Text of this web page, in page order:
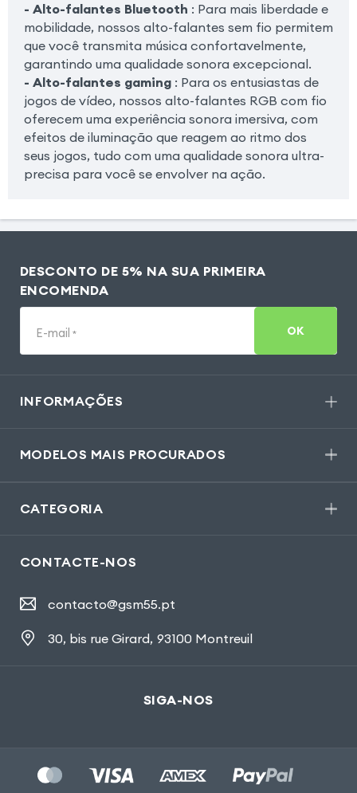
- Alto-falantes Bluetooth : Para mais liberdade e
mobilidade, nossos alto-falantes sem fio permitem
que você transmita música confortavelmente,
garantindo uma qualidade sonora excepcional.
- Alto-falantes gaming: Para os entusiastas de
jogos de vídeo, nossos alto-falantes RGB com fio
oferecem uma experiência sonora imersiva, com
efeitos de iluminação que reagem ao ritmo dos
seus jogos, tudo com uma qualidade sonora ultra-
precisa para você se envolver na ação.
DESCONTO DE 5% NA SUA PRIMEIRA
ENCOMENDA
E-mail * OK
INFORMAÇÕES
MODELOS MAIS PROCURADOS
CATEGORIA
CONTACTE-NOS
contacto@gsm55.pt
30, bis rue Girard, 93100 Montreuil
SIGA-NOS